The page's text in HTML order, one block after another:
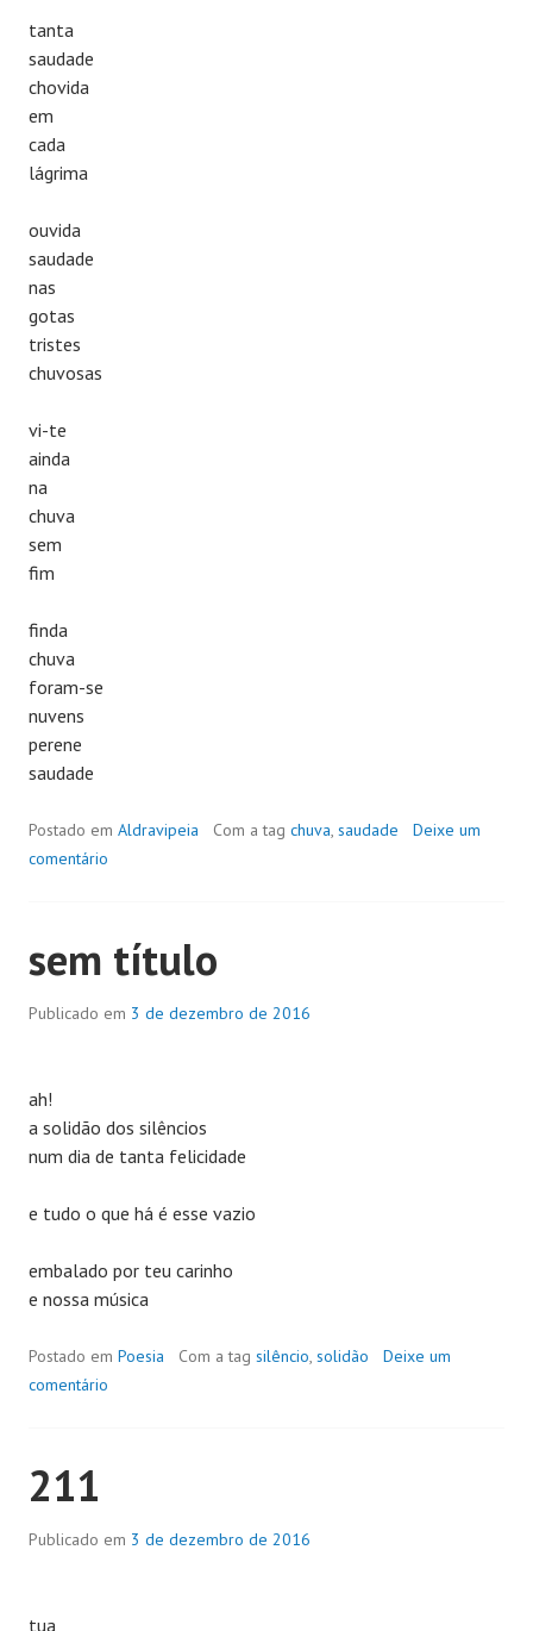
tanta
saudade
chovida
em
cada
lágrima
ouvida
saudade
nas
gotas
tristes
chuvosas
vi-te
ainda
na
chuva
sem
fim
finda
chuva
foram-se
nuvens
perene
saudade
Postado em Aldravipeia Com a tag chuva, saudade
Deixe um
comentário
sem título
Publicado em 3 de dezembro de 2016
ah!
a solidão dos silêncios
num dia de tanta felicidade
e tudo o que há é esse vazio
embalado por teu carinho
e nossa música
Postado em Poesia Com a tag silêncio, solidão
Deixe um
comentário
211
Publicado em 3 de dezembro de 2016
tua